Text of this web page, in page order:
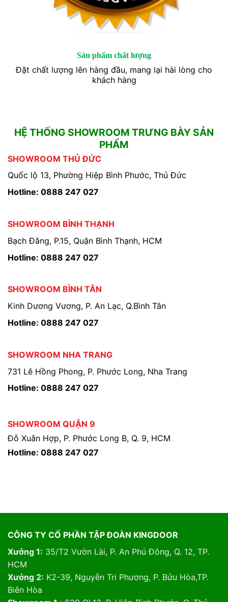
Sản phẩm chất lượng
Đặt chất lượng lên hàng đầu, mang lại hài lòng cho
khách hàng
HỆ THỐNG SHOWROOM TRƯNG BÀY SẢN
PHẨM
SHOWROOM THỦ ĐỨC
Quốc lộ 13, Phường Hiệp Bình Phước, Thủ Đức
Hotline: 0888 247 027
SHOWROOM BÌNH THẠNH
Bạch Đằng, P.15, Quận Bình Thạnh, HCM
Hotline: 0888 247 027
SHOWROOM BÌNH TÂN
Kinh Dương Vương, P. An Lạc, Q.Bình Tân
Hotline: 0888 247 027
SHOWROOM NHA TRANG
731 Lê Hồng Phong, P. Phước Long, Nha Trang
Hotline: 0888 247 027
SHOWROOM QUẬN 9
Đỗ Xuân Hợp, P. Phước Long B, Q. 9, HCM
Hotline: 0888 247 027
CÔNG TY CỔ PHẦN TẬP ĐOÀN KINGDOOR
Xưởng 1: 35/T2 Vườn Lài, P. An Phú Đông, Q. 12, TP.
HCM
Xưởng 2: K2-39, Nguyễn Tri Phương, P. Bửu Hòa,TP.
Biên Hòa